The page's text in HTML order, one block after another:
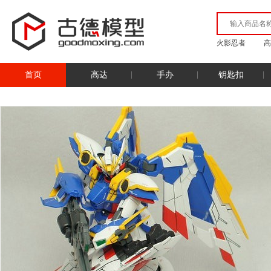
火影忍者
首页 高达 手办 钥匙扣